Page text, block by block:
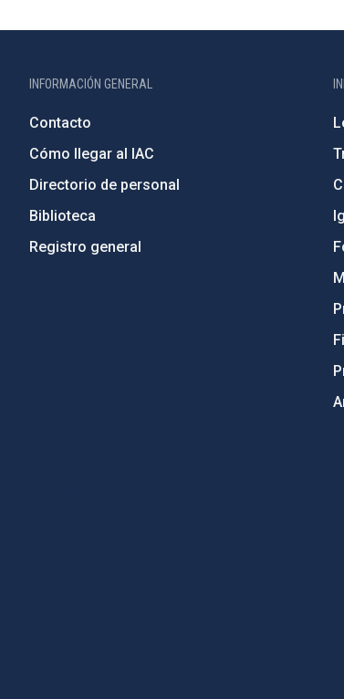
INFORMACIÓN GENERAL
Contacto
Cómo llegar al IAC
Directorio de personal
Biblioteca
Registro general